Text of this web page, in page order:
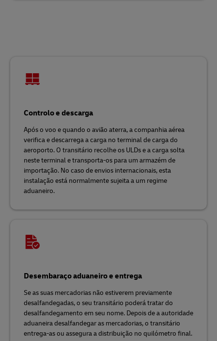
Controlo e descarga
Após o voo e quando o avião aterra, a companhia aérea
verifica e descarrega a carga no terminal de carga do
aeroporto. O transitário recolhe os ULDs e a carga solta
neste terminal e transporta-os para um armazém de
importação. No caso de envios internacionais, esta
instalação está normalmente sujeita a um regime
aduaneiro.
Desembaraço aduaneiro e entrega
Se as suas mercadorias não estiverem previamente
desalfandegadas, o seu transitário poderá tratar do
desalfandegamento em seu nome. Depois de a autoridade
aduaneira desalfandegar as mercadorias, o transitário
entrega-as ou assegura a distribuição no quilómetro final.